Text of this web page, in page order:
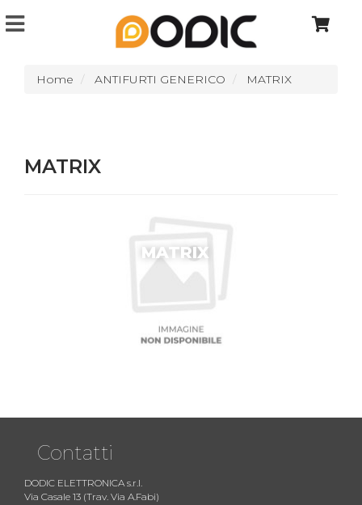
Home ANTIFURTI GENERICO MATRIX
MATRIX
MATRIX
Contatti
DODIC ELETTRONICA s.r.l.
Via Casale 13 (Trav. Via A.Fabi)